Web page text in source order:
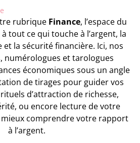
rubrique Finance, l’espace du
tout ce qui touche à l’argent, la
la sécurité financière. Ici, nos
numérologues et tarologues
économiques sous un angle
de tirages pour guider vos
d’attraction de richesse,
ou encore lecture de votre
comprendre votre rapport
à l’argent.